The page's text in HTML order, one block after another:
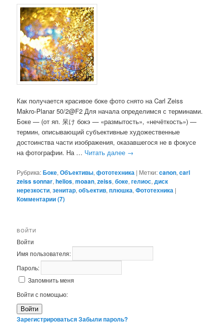
Как получается красивое боке фото снято на Carl Zeiss
Makro-Planar 50/2@F2 Для начала определимся с терминами.
Боке — (от яп. 呆け бокэ — «размытость», «нечёткость») —
термин, описывающий субъективные художественные
достоинства части изображения, оказавшегося не в фокусе
на фотографии. На … Читать далее →
Рубрика:Боке,Объективы,фототехника | Метки:canon,carl
zeiss sonnar,helios,moaan,zeiss,боке,гелиос,диск
нерезкости,зенитар,объектив,плюшка,Фототехника |
Комментарии (7)
ВОЙТИ
Войти
Имя пользователя:
Пароль:
Запомнить меня
Войти с помощью:
Войти
ЗарегистрироватьсяЗабыли пароль?